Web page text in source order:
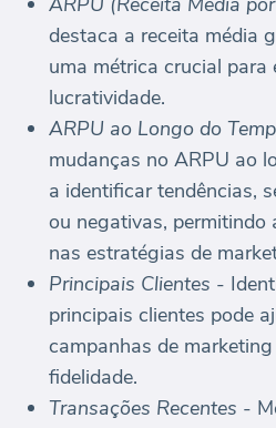
destaca a receita média
uma métrica crucial para
lucratividade.
ARPU ao Longo do
mudanças no ARPU ao
a identificar tendências,
ou negativas, permitindo
nas estratégias de
Principais Clientes -
principais clientes pode
campanhas de
fidelidade.
Transações Recentes -